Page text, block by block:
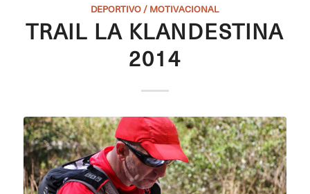
DEPORTIVO / MOTIVACIONAL
TRAIL LA KLANDESTINA
2014